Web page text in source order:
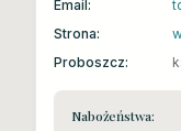
Email:
Strona:
Proboszcz:
Nabożeństwa: